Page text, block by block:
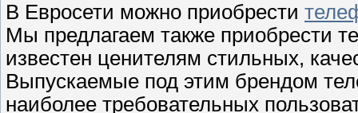
В Евросети можно приобрести
Мы предлагаем также приобрести
известен ценителям стильных,
Выпускаемые под этим брендом
наиболее требовательных